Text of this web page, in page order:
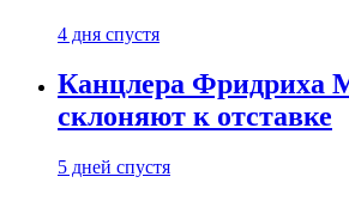
4 дня спустя
Канцлера Фридриха
склоняют к отставке
5 дней спустя